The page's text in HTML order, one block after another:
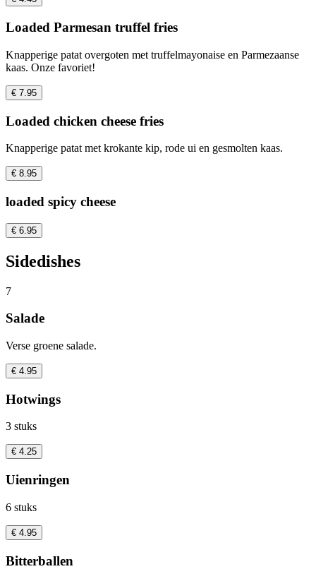
Loaded Parmesan truffel fries
Knapperige patat overgoten met truffelmayonaise en Parmezaanse
kaas. Onze favoriet!
€ 7.95
Loaded chicken cheese fries
Knapperige patat met krokante kip, rode ui en gesmolten kaas.
€ 8.95
loaded spicy cheese
€ 6.95
Sidedishes
7
Salade
Verse groene salade.
€ 4.95
Hotwings
3 stuks
€ 4.25
Uienringen
6 stuks
€ 4.95
Bitterballen